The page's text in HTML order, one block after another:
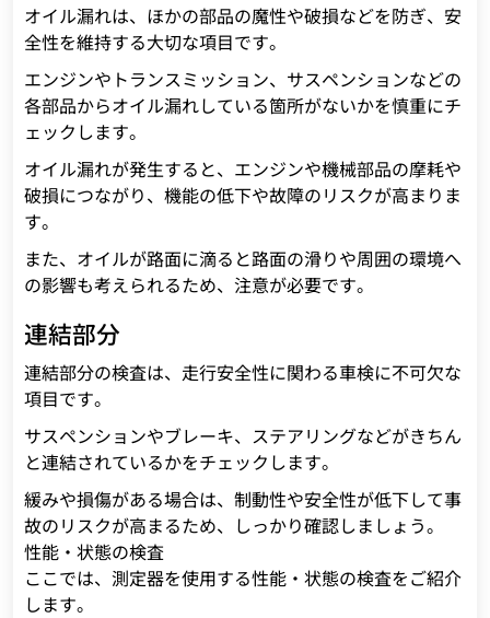
オイル漏れは、ほかの部品の魔性や破損などを防ぎ、安
全性を維持する大切な項目です。
エンジンやトランスミッション、サスペンションなどの
各部品からオイル漏れしている箇所がないかを慎重にチ
ェックします。
オイル漏れが発生すると、エンジンや機械部品の摩耗や
破損につながり、機能の低下や故障のリスクが高まりま
す。
また、オイルが路面に滴ると路面の滑りや周囲の環境へ
の影響も考えられるため、注意が必要です。
連結部分
連結部分の検査は、走行安全性に関わる車検に不可欠な
項目です。
サスペンションやブレーキ、ステアリングなどがきちん
と連結されているかをチェックします。
緩みや損傷がある場合は、制動性や安全性が低下して事
故のリスクが高まるため、しっかり確認しましょう。
性能・状態の検査
ここでは、測定器を使用する性能・状態の検査をご紹介
します。